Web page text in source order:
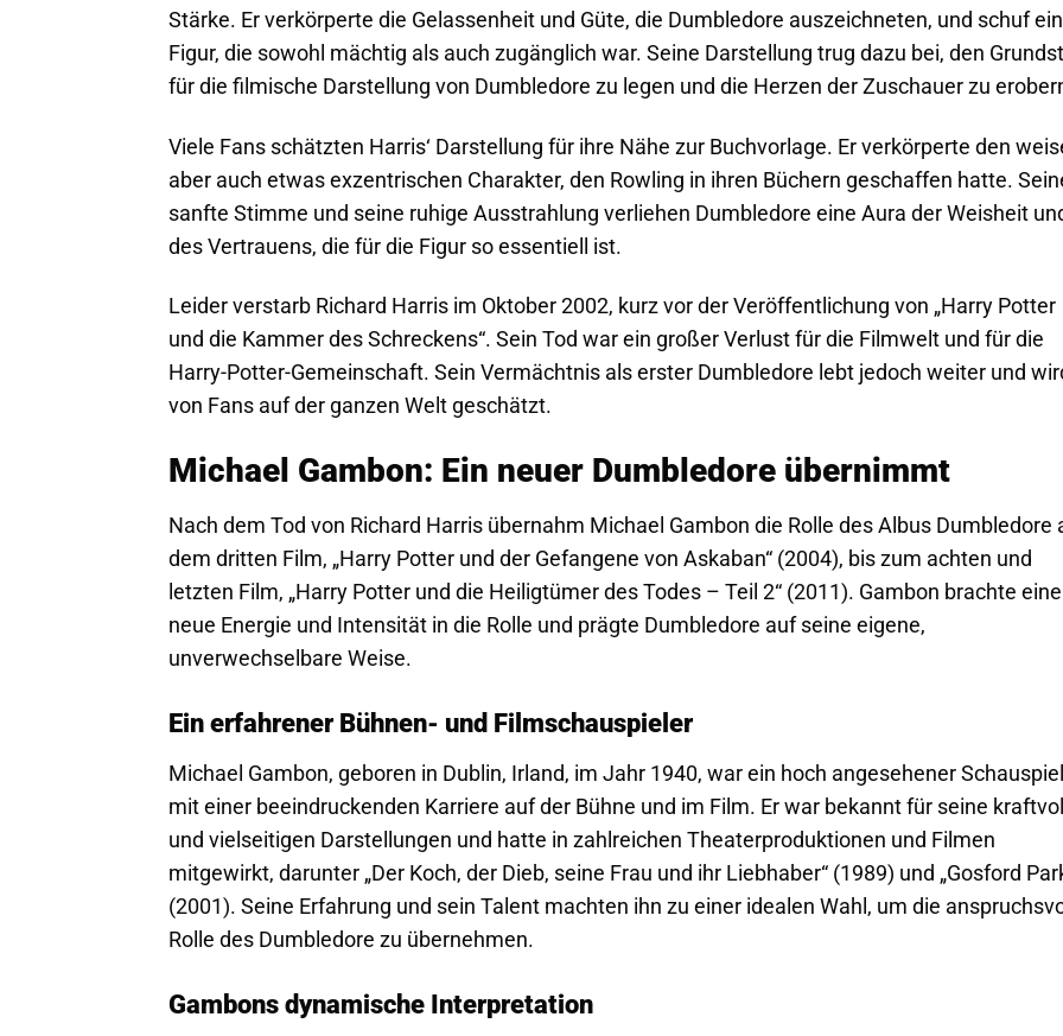
Stärke. Er verkörperte die Gelassenheit und Güte, die Dumbledore auszeichneten, und schuf
Figur, die sowohl mächtig als auch zugänglich war. Seine Darstellung trug dazu bei, den
für die filmische Darstellung von Dumbledore zu legen und die Herzen der Zuschauer zu
Viele Fans schätzten Harris‘ Darstellung für ihre Nähe zur Buchvorlage. Er verkörperte den
aber auch etwas exzentrischen Charakter, den Rowling in ihren Büchern geschaffen hatte.
sanfte Stimme und seine ruhige Ausstrahlung verliehen Dumbledore eine Aura der Weisheit
des Vertrauens, die für die Figur so essentiell ist.
Leider verstarb Richard Harris im Oktober 2002, kurz vor der Veröffentlichung von „Harry Potter
und die Kammer des Schreckens“. Sein Tod war ein großer Verlust für die Filmwelt und für die
Harry-Potter-Gemeinschaft. Sein Vermächtnis als erster Dumbledore lebt jedoch weiter und
von Fans auf der ganzen Welt geschätzt.
Michael Gambon: Ein neuer Dumbledore übernimmt
Nach dem Tod von Richard Harris übernahm Michael Gambon die Rolle des Albus Dumbledore
dem dritten Film, „Harry Potter und der Gefangene von Askaban“ (2004), bis zum achten und
letzten Film, „Harry Potter und die Heiligtümer des Todes – Teil 2“ (2011). Gambon brachte eine
neue Energie und Intensität in die Rolle und prägte Dumbledore auf seine eigene,
unverwechselbare Weise.
Ein erfahrener Bühnen- und Filmschauspieler
Michael Gambon, geboren in Dublin, Irland, im Jahr 1940, war ein hoch angesehener
mit einer beeindruckenden Karriere auf der Bühne und im Film. Er war bekannt für seine
und vielseitigen Darstellungen und hatte in zahlreichen Theaterproduktionen und Filmen
mitgewirkt, darunter „Der Koch, der Dieb, seine Frau und ihr Liebhaber“ (1989) und „Gosford
(2001). Seine Erfahrung und sein Talent machten ihn zu einer idealen Wahl, um die
Rolle des Dumbledore zu übernehmen.
Gambons dynamische Interpretation